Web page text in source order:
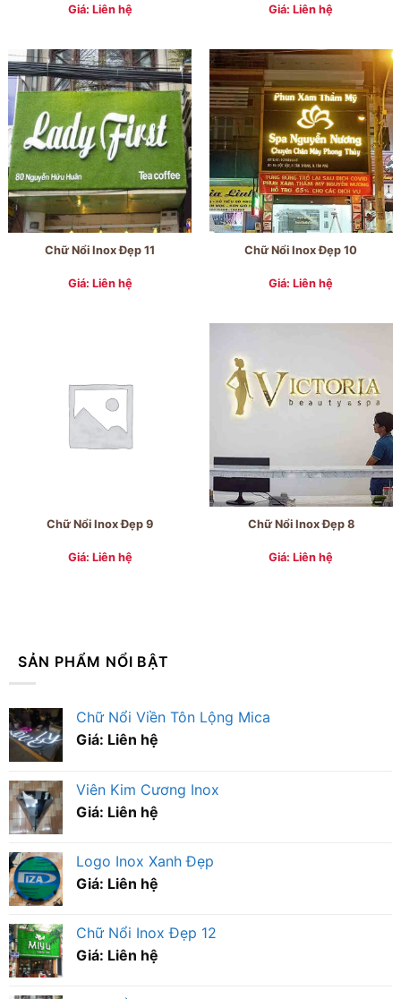
SẢN PHẨM NỔI BẬT
Chữ Nổi Viền Tôn Lộng Mica
Giá: Liên hệ
Viên Kim Cương Inox
Giá: Liên hệ
Logo Inox Xanh Đẹp
Giá: Liên hệ
Chữ Nổi Inox Đẹp 12
Giá: Liên hệ
Giá: Liên hệ Giá: Liên hệ
Chữ Nổi Inox Đẹp 11
Giá: Liên hệ
Chữ Nổi Inox Đẹp 10
Giá: Liên hệ
Chữ Nổi Inox Đẹp 9
Giá: Liên hệ
Chữ Nổi Inox Đẹp 8
Giá: Liên hệ